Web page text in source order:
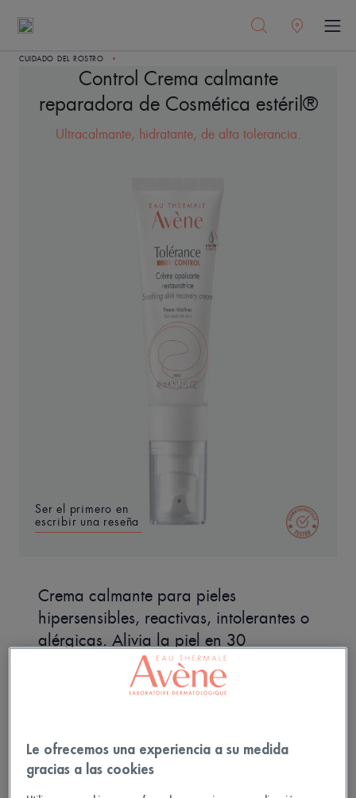
CUIDADO DEL ROSTRO
Control Crema calmante
reparadora de Cosmética estéril®
Ultracalmante, hidratante, de alta tolerancia.
Ser el primero en
escribir una reseña
Crema calmante para pieles
hipersensibles, reactivas, intolerantes o
alérgicas. Alivia la piel en 30
segundos* y favorece una disminución
duradera de las molestias cutáneas.
Sin conservantes
Le ofrecemos una experiencia a su medida
gracias a las cookies